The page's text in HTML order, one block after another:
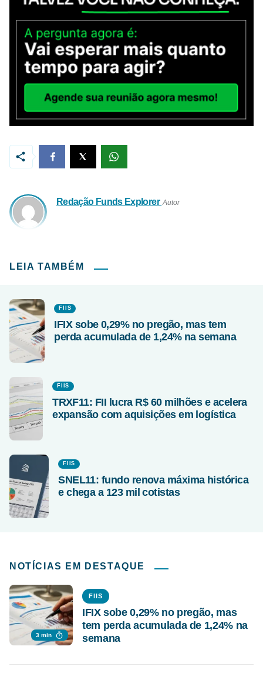
Redação Funds Explorer Autor
LEIA TAMBÉM
FIIS
IFIX sobe 0,29% no pregão, mas tem
perda acumulada de 1,24% na semana
FIIS
TRXF11: FII lucra R$ 60 milhões e acelera
expansão com aquisições em logística
FIIS
SNEL11: fundo renova máxima histórica
e chega a 123 mil cotistas
NOTÍCIAS EM DESTAQUE
3 min
FIIS
IFIX sobe 0,29% no pregão, mas
tem perda acumulada de 1,24% na
semana